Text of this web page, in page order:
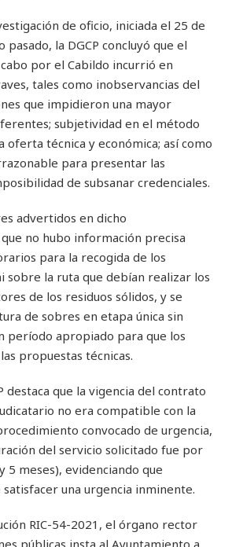
de oficio, iniciada el 25 de
la DGCP concluyó que el
por el Cabildo incurrió en
tales como inobservancias del
que impidieron una mayor
subjetividad en el método
oferta técnica y económica; así como
para presentar las
de subsanar credenciales.
advertidos en dicho
no hubo información precisa
para la recogida de los
sobre la ruta que debían realizar los
de los residuos sólidos, y se
de sobres en etapa única sin
período apropiado para que los
propuestas técnicas.
destaca que la vigencia del contrato
no era compatible con la
convocado de urgencia,
del servicio solicitado fue por
5 meses), evidenciando que
satisfacer una urgencia inminente.
RIC-54-2021, el órgano rector
públicas insta al Ayuntamiento a